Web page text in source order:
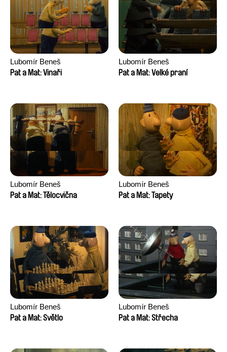
Lubomír Beneš
Pat a Mat: Vinaři
Lubomír Beneš
Pat a Mat: Velké praní
Lubomír Beneš
Pat a Mat: Tělocvična
Lubomír Beneš
Pat a Mat: Tapety
Lubomír Beneš
Pat a Mat: Světlo
Lubomír Beneš
Pat a Mat: Střecha